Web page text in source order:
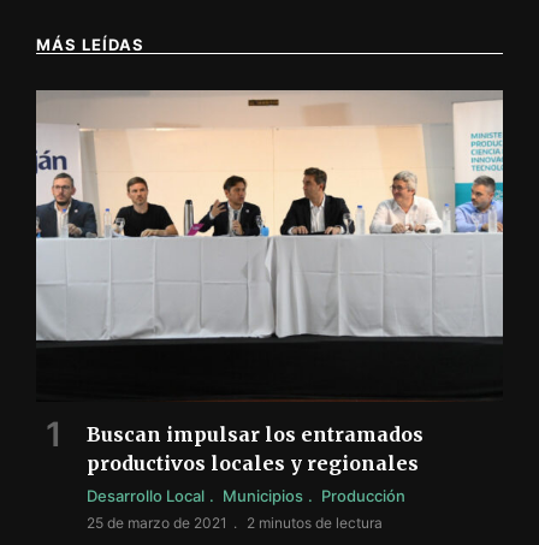
MÁS LEÍDAS
Buscan impulsar los entramados
productivos locales y regionales
Desarrollo Local Municipios Producción
25 de marzo de 2021 2 minutos de lectura